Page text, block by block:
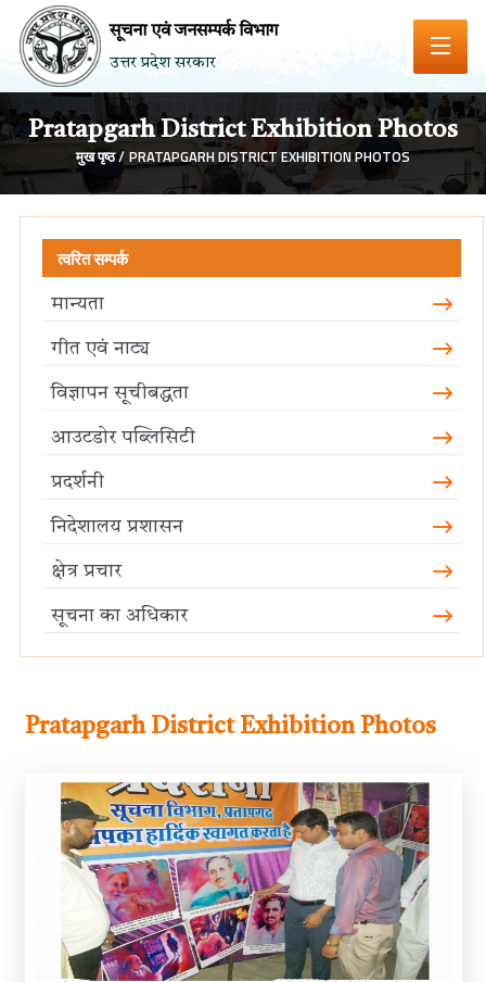
सूचना एवं जनसम्पर्क विभाग
उत्तर प्रदेश सरकार
Pratapgarh District Exhibition Photos
मुख पृष्ठ / PRATAPGARH DISTRICT EXHIBITION PHOTOS
त्वरित सम्पर्क
मान्यता
गीत एवं नाट्य
विज्ञापन सूचीबद्धता
आउटडोर पब्लिसिटी
प्रदर्शनी
निदेशालय प्रशासन
क्षेत्र प्रचार
सूचना का अधिकार
Pratapgarh District Exhibition Photos